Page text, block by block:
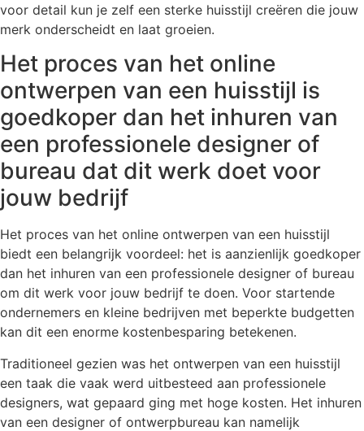
voor detail kun je zelf een sterke huisstijl creëren die jouw
merk onderscheidt en laat groeien.
Het proces van het online
ontwerpen van een huisstijl is
goedkoper dan het inhuren van
een professionele designer of
bureau dat dit werk doet voor
jouw bedrijf
Het proces van het online ontwerpen van een huisstijl
biedt een belangrijk voordeel: het is aanzienlijk goedkoper
dan het inhuren van een professionele designer of bureau
om dit werk voor jouw bedrijf te doen. Voor startende
ondernemers en kleine bedrijven met beperkte budgetten
kan dit een enorme kostenbesparing betekenen.
Traditioneel gezien was het ontwerpen van een huisstijl
een taak die vaak werd uitbesteed aan professionele
designers, wat gepaard ging met hoge kosten. Het inhuren
van een designer of ontwerpbureau kan namelijk